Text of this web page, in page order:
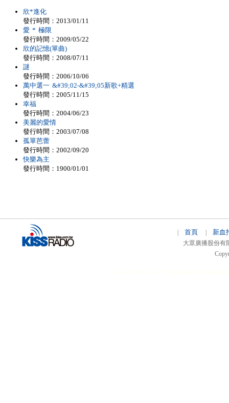
欣*進化
發行時間：2013/01/11
愛 * 極限
發行時間：2009/05/22
欣的記憶(單曲)
發行時間：2008/07/11
謎
發行時間：2006/10/06
萬中選一 &#39;02-&#39;05新歌+精選
發行時間：2005/11/15
幸福
發行時間：2004/06/23
美麗的愛情
發行時間：2003/07/08
孤單芭蕾
發行時間：2002/09/20
快樂為主
發行時間：1900/01/01
首頁 新血
大眾廣播股份有